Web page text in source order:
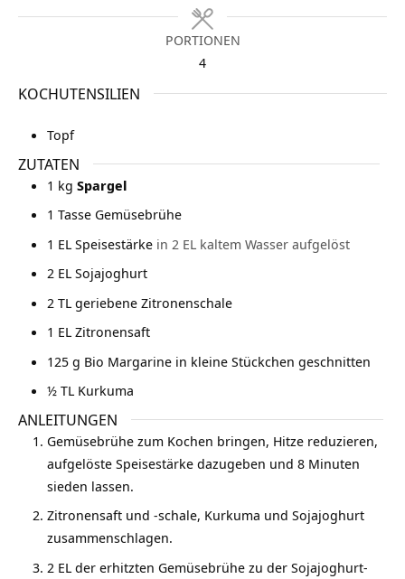
PORTIONEN
4
KOCHUTENSILIEN
Topf
ZUTATEN
1 kg Spargel
1 Tasse Gemüsebrühe
1 EL Speisestärke in 2 EL kaltem Wasser aufgelöst
2 EL Sojajoghurt
2 TL geriebene Zitronenschale
1 EL Zitronensaft
125 g Bio Margarine in kleine Stückchen geschnitten
½ TL Kurkuma
ANLEITUNGEN
Gemüsebrühe zum Kochen bringen, Hitze reduzieren,
aufgelöste Speisestärke dazugeben und 8 Minuten
sieden lassen.
Zitronensaft und -schale, Kurkuma und Sojajoghurt
zusammenschlagen.
2 EL der erhitzten Gemüsebrühe zu der Sojajoghurt-